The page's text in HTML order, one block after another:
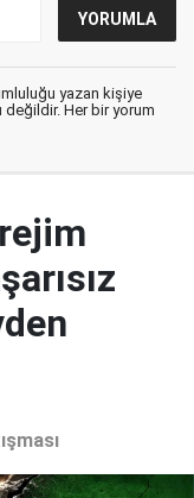
yazan kişiye
değildir. Her bir yorum